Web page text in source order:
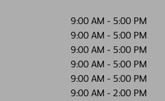
9:00 AM - 5:00 PM
9:00 AM - 5:00 PM
9:00 AM - 5:00 PM
9:00 AM - 5:00 PM
9:00 AM - 5:00 PM
9:00 AM - 2:00 PM